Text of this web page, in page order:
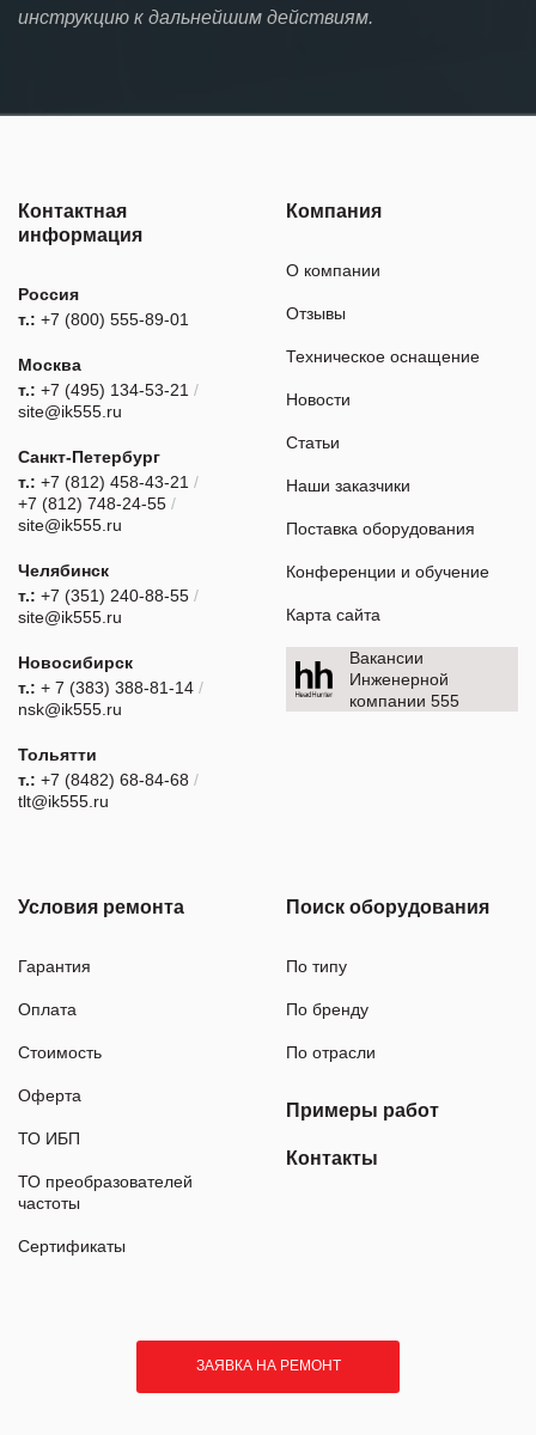
инструкцию к дальнейшим действиям.
Контактная
информация
Россия
т.: +7 (800) 555-89-01
Москва
т.: +7 (495) 134-53-21 /
site@ik555.ru
Санкт-Петербург
т.: +7 (812) 458-43-21 /
+7 (812) 748-24-55 /
site@ik555.ru
Челябинск
т.: +7 (351) 240-88-55 /
site@ik555.ru
Новосибирск
т.: + 7 (383) 388-81-14 /
nsk@ik555.ru
Тольятти
т.: +7 (8482) 68-84-68 /
tlt@ik555.ru
Компания
О компании
Отзывы
Техническое оснащение
Новости
Статьи
Наши заказчики
Поставка оборудования
Конференции и обучение
Карта сайта
Вакансии
Инженерной
компании 555
Условия ремонта
Гарантия
Оплата
Стоимость
Оферта
ТО ИБП
ТО преобразователей
частоты
Сертификаты
Поиск оборудования
По типу
По бренду
По отрасли
Примеры работ
Контакты
ЗАЯВКА НА РЕМОНТ